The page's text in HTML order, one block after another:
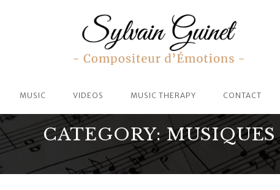
MUSIC VIDEOS MUSIC THERAPY CONTACT
CATEGORY: MUSIQUES